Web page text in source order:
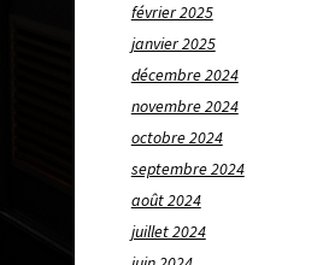
février 2025
janvier 2025
décembre 2024
novembre 2024
octobre 2024
septembre 2024
août 2024
juillet 2024